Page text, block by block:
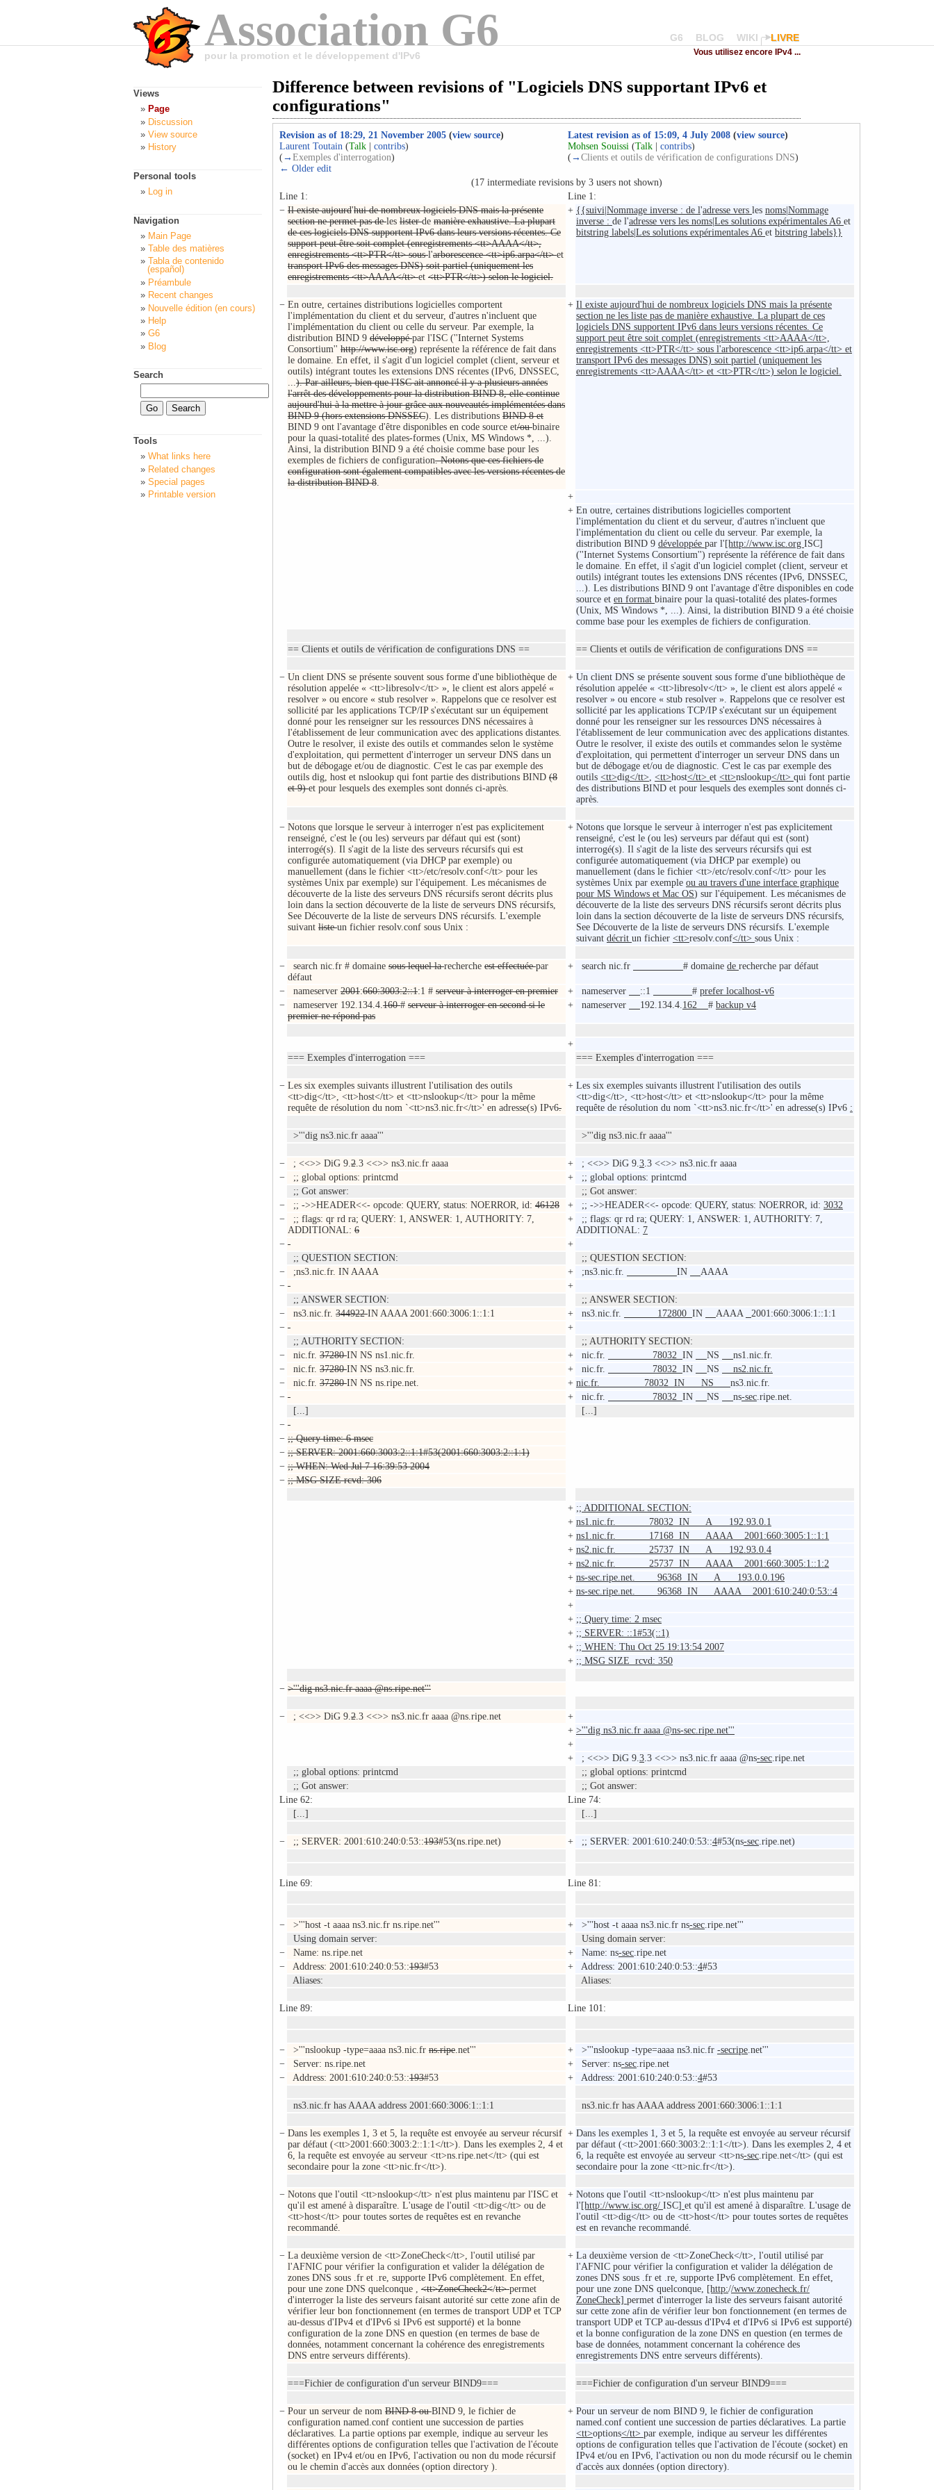
Association G6
pour la promotion et le développement d'IPv6
G6 BLOG WIKI LIVRE
Vous utilisez encore IPv4 ...
Difference between revisions of "Logiciels DNS supportant IPv6 et
configurations"
Revision as of 18:29, 21 November 2005 (view source)
Laurent Toutain (Talk contribs)
(→ Exemples d'interrogation)
← Older edit
Latest revision as of 15:09, 4 July 2008 (view source)
Mohsen Souissi (Talk contribs)
(→ Clients et outils de vérification de configurations DNS)
(17 intermediate revisions by 3 users not shown)
Line 1:
Line 1:
− Il existe aujourd'hui de nombreux logiciels DNS mais la présente
section ne permet pas deles listerde manière exhaustive. La plupart
de ces logiciels DNS supportent IPv6 dans leurs versions récentes. Ce
support peut être soit complet (enregistrements <tt>AAAA</tt>,
enregistrements <tt>PTR</tt> sousl'arborescence <tt>ip6.arpa</tt>et
transport IPv6 des messages DNS) soit partiel (uniquement les
enregistrements <tt>AAAA</tt>et <tt>PTR</tt>) selon le logiciel.
+ {{suivi|Nommage inverse : de l'adresse vers les noms|Nommage
inverse : de l'adresse vers les noms|Les solutions expérimentales A6 et
bitstring labels|Les solutions expérimentales A6 et bitstring labels}}
− En outre, certaines distributions logicielles comportent
l'implémentation du client et du serveur, d'autres n'incluent que
l'implémentation du client ou celle du serveur. Par exemple, la
distribution BIND 9 développépar l'ISC (''Internet Systems
Consortium'' http://www.isc.org) représente la référence de fait dans
le domaine. En effet, il s'agit d'un logiciel complet (client, serveur et
outils) intégrant toutes les extensions DNS récentes (IPv6, DNSSEC,
...). Par ailleurs, bien que l'ISC ait annoncé il y a plusieurs années
l'arrêt des développements pour la distribution BIND 8, elle continue
aujourd'hui à la mettre à jour grâce aux nouveautés implémentées dans
BIND 9 (hors extensions DNSSEC). Les distributions BIND 8 et
BIND 9 ont l'avantage d'être disponibles en code source et/oubinaire
pour la quasi-totalité des plates-formes (Unix, MS Windows *, ...).
Ainsi, la distribution BIND 9 a été choisie comme base pour les
exemples de fichiers de configuration. Notons que ces fichiers de
configuration sont également compatibles avec les versions récentes de
la distribution BIND 8.
+ Il existe aujourd'hui de nombreux logiciels DNS mais la présente
section ne les liste pas de manière exhaustive. La plupart de ces
logiciels DNS supportent IPv6 dans leurs versions récentes. Ce
support peut être soit complet (enregistrements <tt>AAAA</tt>,
enregistrements <tt>PTR</tt> sous l'arborescence <tt>ip6.arpa</tt> et
transport IPv6 des messages DNS) soit partiel (uniquement les
enregistrements <tt>AAAA</tt> et <tt>PTR</tt>) selon le logiciel.
+
+ En outre, certaines distributions logicielles comportent
l'implémentation du client et du serveur, d'autres n'incluent que
l'implémentation du client ou celle du serveur. Par exemple, la
distribution BIND 9 développée par l' [http://www.isc.org ISC]
(''Internet Systems Consortium'') représente la référence de fait dans
le domaine. En effet, il s'agit d'un logiciel complet (client, serveur et
outils) intégrant toutes les extensions DNS récentes (IPv6, DNSSEC,
...). Les distributions BIND 9 ont l'avantage d'être disponibles en code
source et en format binaire pour la quasi-totalité des plates-formes
(Unix, MS Windows *, ...). Ainsi, la distribution BIND 9 a été choisie
comme base pour les exemples de fichiers de configuration.
== Clients et outils de vérification de configurations DNS == == Clients et outils de vérification de configurations DNS ==
− Un client DNS se présente souvent sous forme d'une bibliothèque de
résolution appelée « <tt>libresolv</tt> », le client est alors appelé «
resolver » ou encore « stub resolver ». Rappelons que ce resolver est
sollicité par les applications TCP/IP s'exécutant sur un équipement
donné pour les renseigner sur les ressources DNS nécessaires à
l'établissement de leur communication avec des applications distantes.
Outre le resolver, il existe des outils et commandes selon le système
d'exploitation, qui permettent d'interroger un serveur DNS dans un
but de débogage et/ou de diagnostic. C'est le cas par exemple des
outils dig, host et nslookup qui font partie des distributions BIND (8
et 9)et pour lesquels des exemples sont donnés ci-après.
+ Un client DNS se présente souvent sous forme d'une bibliothèque de
résolution appelée « <tt>libresolv</tt> », le client est alors appelé «
resolver » ou encore « stub resolver ». Rappelons que ce resolver est
sollicité par les applications TCP/IP s'exécutant sur un équipement
donné pour les renseigner sur les ressources DNS nécessaires à
l'établissement de leur communication avec des applications distantes.
Outre le resolver, il existe des outils et commandes selon le système
d'exploitation, qui permettent d'interroger un serveur DNS dans un
but de débogage et/ou de diagnostic. C'est le cas par exemple des
outils <tt>dig</tt>, <tt>host</tt> et <tt>nslookup</tt> qui font partie
des distributions BIND et pour lesquels des exemples sont donnés ci-
après.
− Notons que lorsque le serveur à interroger n'est pas explicitement
renseigné, c'est le (ou les) serveurs par défaut qui est (sont)
interrogé(s). Il s'agit de la liste des serveurs récursifs qui est
configurée automatiquement (via DHCP par exemple) ou
manuellement (dans le fichier <tt>/etc/resolv.conf</tt> pour les
systèmes Unix par exemple) sur l'équipement. Les mécanismes de
découverte de la liste des serveurs DNS récursifs seront décrits plus
loin dans la section découverte de la liste de serveurs DNS récursifs,
See Découverte de la liste de serveurs DNS récursifs. L'exemple
suivant listeun fichier resolv.conf sous Unix :
+ Notons que lorsque le serveur à interroger n'est pas explicitement
renseigné, c'est le (ou les) serveurs par défaut qui est (sont)
interrogé(s). Il s'agit de la liste des serveurs récursifs qui est
configurée automatiquement (via DHCP par exemple) ou
manuellement (dans le fichier <tt>/etc/resolv.conf</tt> pour les
systèmes Unix par exemple ou au travers d'une interface graphique
pour MS Windows et Mac OS) sur l'équipement. Les mécanismes de
découverte de la liste des serveurs DNS récursifs seront décrits plus
loin dans la section découverte de la liste de serveurs DNS récursifs,
See Découverte de la liste de serveurs DNS récursifs. L'exemple
suivant décrit un fichier <tt>resolv.conf</tt> sous Unix :
− search nic.fr # domaine sous lequel larecherche est effectuéepar
défaut
+ search nic.fr # domaine de recherche par défaut
− nameserver 2001:660:3003:2::1:1 # serveur à interroger en premier + nameserver ::1 # prefer localhost-v6
−
nameserver 192.134.4.160# serveur à interroger en second si le
premier ne répond pas
+ nameserver 192.134.4.162 # backup v4
+
=== Exemples d'interrogation ===
=== Exemples d'interrogation ===
− Les six exemples suivants illustrent l'utilisation des outils
<tt>dig</tt>, <tt>host</tt> et <tt>nslookup</tt> pour la même
requête de résolution du nom `<tt>ns3.nic.fr</tt>' en adresse(s) IPv6.
+ Les six exemples suivants illustrent l'utilisation des outils
<tt>dig</tt>, <tt>host</tt> et <tt>nslookup</tt> pour la même
requête de résolution du nom `<tt>ns3.nic.fr</tt>' en adresse(s) IPv6 :
>'''dig ns3.nic.fr aaaa''' >'''dig ns3.nic.fr aaaa'''
− ; <<>> DiG 9.2.3 <<>> ns3.nic.fr aaaa + ; <<>> DiG 9.3.3 <<>> ns3.nic.fr aaaa
−
;; global options: printcmd + ;; global options: printcmd
;; Got answer:
;; Got answer:
−
;; ->>HEADER<<- opcode: QUERY, status: NOERROR, id: 46128 + ;; ->>HEADER<<- opcode: QUERY, status: NOERROR, id: 3032
−
;; flags: qr rd ra; QUERY: 1, ANSWER: 1, AUTHORITY: 7,
ADDITIONAL: 6
+
;; flags: qr rd ra; QUERY: 1, ANSWER: 1, AUTHORITY: 7,
ADDITIONAL: 7
−
+
;; QUESTION SECTION:
;; QUESTION SECTION:
−
;ns3.nic.fr. IN AAAA + ;ns3.nic.fr. IN
AAAA
−
+
;; ANSWER SECTION:
;; ANSWER SECTION:
−
ns3.nic.fr. 344922IN AAAA 2001:660:3006:1::1:1 + ns3.nic.fr. 172800 IN AAAA
2001:660:3006:1::1:1
−
+
;; AUTHORITY SECTION:
;; AUTHORITY SECTION:
−
nic.fr. 37280IN NS ns1.nic.fr. + nic.fr. 78032 IN NS
ns1.nic.fr.
−
nic.fr. 37280IN NS ns3.nic.fr. + nic.fr. 78032 IN NS
ns2.nic.fr.
−
nic.fr. 37280IN NS ns.ripe.net. + nic.fr. 78032 IN NS ns3.nic.fr.
−
+ nic.fr. 78032 IN NS ns-sec.ripe.net.
[...]
[...]
−
− ;; Query time: 6 msec
− ;; SERVER: 2001:660:3003:2::1:1#53(2001:660:3003:2::1:1)
− ;; WHEN: Wed Jul 7 16:39:53 2004
− ;; MSG SIZE rcvd: 306
+ ;; ADDITIONAL SECTION:
+ ns1.nic.fr. 78032 IN A 192.93.0.1
+ ns1.nic.fr. 17168 IN AAAA 2001:660:3005:1::1:1
+ ns2.nic.fr. 25737 IN A 192.93.0.4
+ ns2.nic.fr. 25737 IN AAAA 2001:660:3005:1::1:2
+ ns-sec.ripe.net. 96368 IN A 193.0.0.196
+ ns-sec.ripe.net. 96368 IN AAAA 2001:610:240:0:53::4
+
+ ;; Query time: 2 msec
+ ;; SERVER: ::1#53(::1)
+ ;; WHEN: Thu Oct 25 19:13:54 2007
+ ;; MSG SIZE rcvd: 350
− >'''dig ns3.nic.fr aaaa @ns.ripe.net'''
− ; <<>> DiG 9.2.3 <<>> ns3.nic.fr aaaa @ns.ripe.net
+
+ >'''dig ns3.nic.fr aaaa @ns-sec.ripe.net'''
+
+
; <<>> DiG 9.3.3 <<>> ns3.nic.fr aaaa @ns-sec.ripe.net
;; global options: printcmd
;; global options: printcmd
;; Got answer:
;; Got answer:
Line 62:
Line 74:
[...]
[...]
− ;; SERVER: 2001:610:240:0:53::193#53(ns.ripe.net) + ;; SERVER: 2001:610:240:0:53::4#53(ns-sec.ripe.net)
Line 69: Line 81:
− >'''host -t aaaa ns3.nic.fr ns.ripe.net''' + >'''host -t aaaa ns3.nic.fr ns-sec.ripe.net'''
Using domain server:
Using domain server:
−
Name: ns.ripe.net + Name: ns-sec.ripe.net
−
Address: 2001:610:240:0:53::193#53 + Address: 2001:610:240:0:53::4#53
Aliases:
Aliases:
Line 89: Line 101:
− >'''nslookup -type=aaaa ns3.nic.fr ns.ripe.net''' + >'''nslookup -type=aaaa ns3.nic.fr -secripe.net'''
−
Server: ns.ripe.net + Server: ns-sec.ripe.net
−
Address: 2001:610:240:0:53::193#53 + Address: 2001:610:240:0:53::4#53
ns3.nic.fr has AAAA address 2001:660:3006:1::1:1 ns3.nic.fr has AAAA address 2001:660:3006:1::1:1
− Dans les exemples 1, 3 et 5, la requête est envoyée au serveur récursif
par défaut (<tt>2001:660:3003:2::1:1</tt>). Dans les exemples 2, 4 et
6, la requête est envoyée au serveur <tt>ns.ripe.net</tt> (qui est
secondaire pour la zone <tt>nic.fr</tt>).
+ Dans les exemples 1, 3 et 5, la requête est envoyée au serveur récursif
par défaut (<tt>2001:660:3003:2::1:1</tt>). Dans les exemples 2, 4 et
6, la requête est envoyée au serveur <tt>ns-sec.ripe.net</tt> (qui est
secondaire pour la zone <tt>nic.fr</tt>).
− Notons que l'outil <tt>nslookup</tt> n'est plus maintenu par l'ISC et
qu'il est amené à disparaître. L'usage de l'outil <tt>dig</tt> ou de
<tt>host</tt> pour toutes sortes de requêtes est en revanche
recommandé.
+ Notons que l'outil <tt>nslookup</tt> n'est plus maintenu par
l' [http://www.isc.org/ ISC] et qu'il est amené à disparaître. L'usage de
l'outil <tt>dig</tt> ou de <tt>host</tt> pour toutes sortes de requêtes
est en revanche recommandé.
− La deuxième version de <tt>ZoneCheck</tt>, l'outil utilisé par
l'AFNIC pour vérifier la configuration et valider la délégation de
zones DNS sous .fr et .re, supporte IPv6 complètement. En effet,
pour une zone DNS quelconque , <tt>ZoneCheck2</tt>permet
d'interroger la liste des serveurs faisant autorité sur cette zone afin de
vérifier leur bon fonctionnement (en termes de transport UDP et TCP
au-dessus d'IPv4 et d'IPv6 si IPv6 est supporté) et la bonne
configuration de la zone DNS en question (en termes de base de
données, notamment concernant la cohérence des enregistrements
DNS entre serveurs différents).
+ La deuxième version de <tt>ZoneCheck</tt>, l'outil utilisé par
l'AFNIC pour vérifier la configuration et valider la délégation de
zones DNS sous .fr et .re, supporte IPv6 complètement. En effet,
pour une zone DNS quelconque, [http://www.zonecheck.fr/
ZoneCheck] permet d'interroger la liste des serveurs faisant autorité
sur cette zone afin de vérifier leur bon fonctionnement (en termes de
transport UDP et TCP au-dessus d'IPv4 et d'IPv6 si IPv6 est supporté)
et la bonne configuration de la zone DNS en question (en termes de
base de données, notamment concernant la cohérence des
enregistrements DNS entre serveurs différents).
===Fichier de configuration d'un serveur BIND9=== ===Fichier de configuration d'un serveur BIND9===
− Pour un serveur de nom BIND 8 ouBIND 9, le fichier de
configuration named.conf contient une succession de parties
déclaratives. La partie options par exemple, indique au serveur les
différentes options de configuration telles que l'activation de l'écoute
(socket) en IPv4 et/ou en IPv6, l'activation ou non du mode récursif
ou le chemin d'accès aux données (option directory ).
+ Pour un serveur de nom BIND 9, le fichier de configuration
named.conf contient une succession de parties déclaratives. La partie
<tt>options</tt> par exemple, indique au serveur les différentes
options de configuration telles que l'activation de l'écoute (socket) en
IPv4 et/ou en IPv6, l'activation ou non du mode récursif ou le chemin
d'accès aux données (option directory).
Views
Page
Discussion
View source
History
Personal tools
Log in
Navigation
Main Page
Table des matières
Tabla de contenido
(español)
Préambule
Recent changes
Nouvelle édition (en cours)
Help
G6
Blog
Search
Tools
What links here
Related changes
Special pages
Printable version